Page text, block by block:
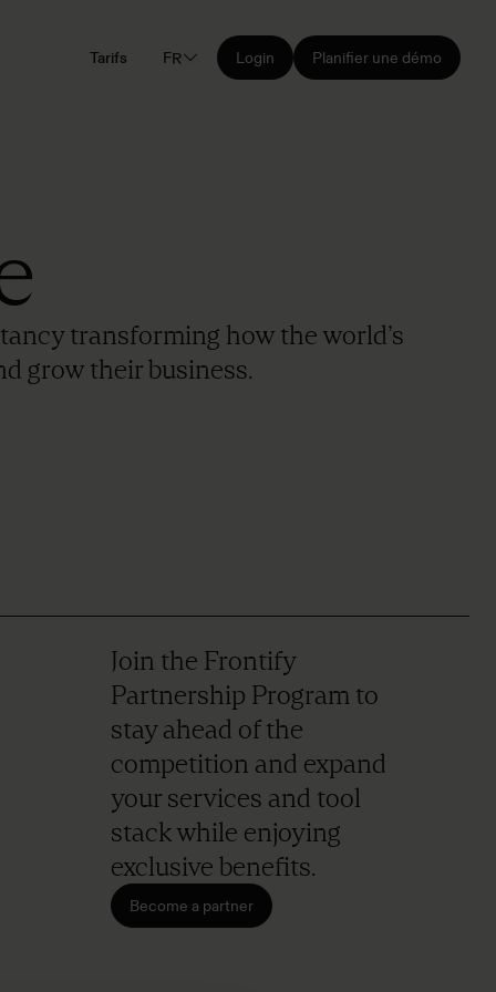
Tarifs FR Login Planifier une démo
transforming how the world’s
grow their business.
Join the Frontify
Partnership Program to
stay ahead of the
competition and expand
your services and tool
stack while enjoying
exclusive benefits.
Become a partner